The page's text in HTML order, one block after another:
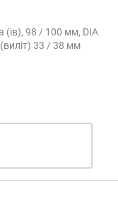
(ів), 98 / 100 мм, DIA
33 / 38 мм